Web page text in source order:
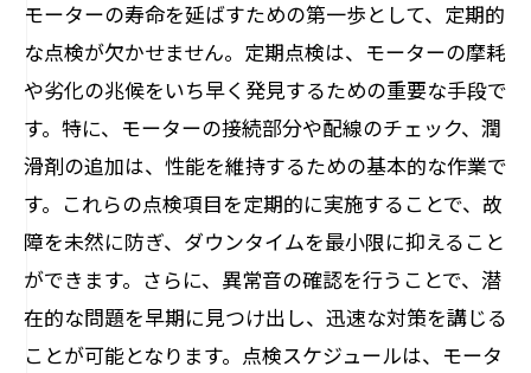
潤滑油の選定と定期的な交換法
加熱や振動のモニタリングによる早期警
告
電子制御システムの活用法
負荷のバランスと調整方法
冷却システムの効率的利用
モーターの設置環境を最適化する方法
効率的な運用を実現するためのメンテナンス
の注意点
モーターの寿命を延ばすための第一歩として、定期的
な点検が欠かせません。定期点検は、モーターの摩耗
や劣化の兆候をいち早く発見するための重要な手段で
す。特に、モーターの接続部分や配線のチェック、潤
滑剤の追加は、性能を維持するための基本的な作業で
す。これらの点検項目を定期的に実施することで、故
障を未然に防ぎ、ダウンタイムを最小限に抑えること
ができます。さらに、異常音の確認を行うことで、潜
在的な問題を早期に見つけ出し、迅速な対策を講じる
ことが可能となります。点検スケジュールは、モータ